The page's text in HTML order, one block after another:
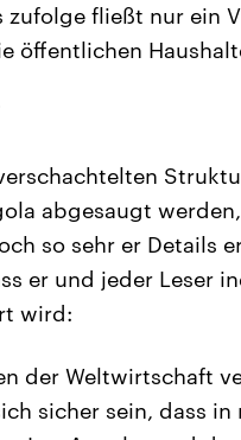
zufolge fließt nur ein
öffentlichen
abgesaugt
so sehr er Details
er und jeder Leser
wird:
der Weltwirtschaft
sicher sein, dass in